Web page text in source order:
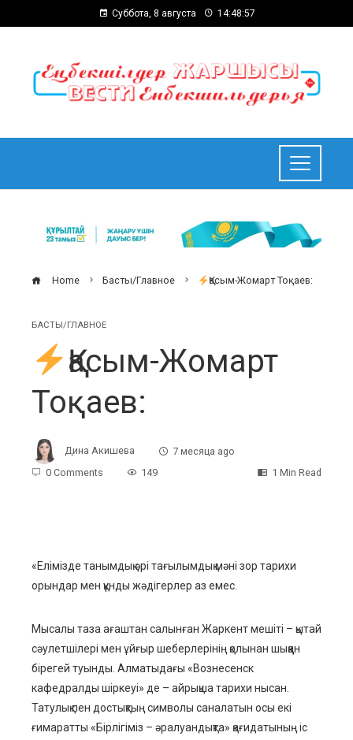
Суббота, 8 августа 14:48:58
Home Басты/Главное Қасым-Жомарт Тоқаев:
БАСТЫ/ГЛАВНОЕ
Қасым-Жомарт
Тоқаев:
Дина Акишева
7 месяца ago
0 Comments
149 1 Min Read
«Елімізде танымдық әрі тағылымдық мәні зор тарихи
орындар мен құнды жәдігерлер аз емес.
Мысалы таза ағаштан салынған Жаркент мешіті – қытай
сәулетшілері мен ұйғыр шеберлерінің қолынан шыққан
бірегей туынды. Алматыдағы «Вознесенск
кафедралды шіркеуі» де – айрықша тарихи нысан.
Татулық пен достықтың символы саналатын осы екі
ғимаратты «Бірлігіміз – әралуандықта» қағидатының іс